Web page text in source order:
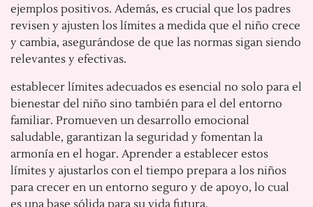
ejemplos positivos. Además, es crucial que los padres
revisen y ajusten los límites a medida que el niño crece
y cambia, asegurándose de que las normas sigan siendo
relevantes y efectivas.
establecer límites adecuados es esencial no solo para el
bienestar del niño sino también para el del entorno
familiar. Promueven un desarrollo emocional
saludable, garantizan la seguridad y fomentan la
armonía en el hogar. Aprender a establecer estos
límites y ajustarlos con el tiempo prepara a los niños
para crecer en un entorno seguro y de apoyo, lo cual
es una base sólida para su vida futura.